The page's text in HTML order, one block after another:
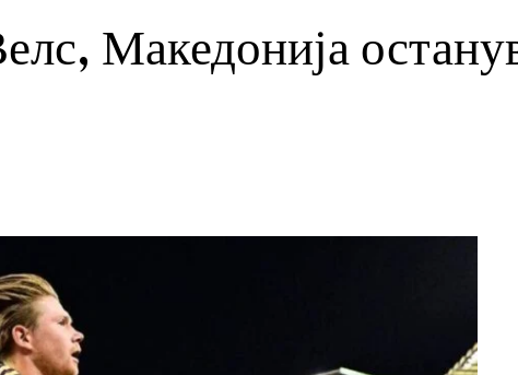
Македонија